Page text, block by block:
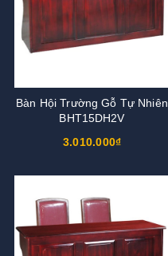
Bàn Hội Trường Gỗ Tự Nhiên
BHT15DH2V
3.010.000₫